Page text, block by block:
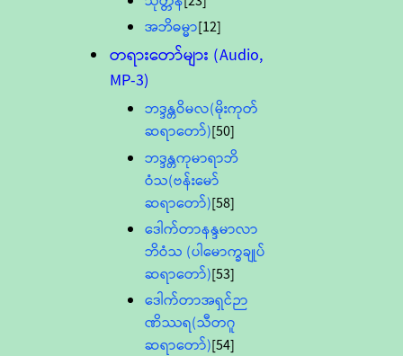
အဘိဓမ္မာ[12]
တရားတော်များ (Audio,
MP-3)
ဘဒ္ဒန္တဝိမလ(မိုးကုတ်
ဆရာတော်)[50]
ဘဒ္ဒန္တကုမာရာဘိ
ဝံသ(ဗန်းမော်
ဆရာတော်)[58]
ဒေါက်တာနန္ဒမာလာ
ဘိဝံသ (ပါမောက္ခချုပ်
ဆရာတော်)[53]
ဒေါက်တာအရှင်ဉာ
ဏိဿရ(သီတဂူ
ဆရာတော်)[54]